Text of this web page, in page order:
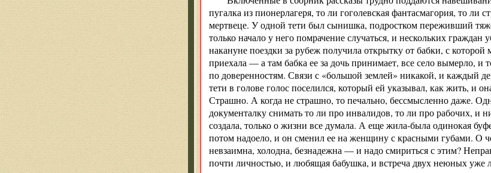
пугалка из пионерлагеря, то ли гоголевская фантасмагория, то ли
мертвеце. У одной тети был сынишка, подростком переживший
только начало у него помрачение случаться, и нескольких
накануне поездки за рубеж получила открытку от бабки, с
приехала — а там бабка ее за дочь принимает, все село вымерло, и
по доверенностям. Связи с «большой землей» никакой, и каждый
тети в голове голос поселился, который ей указывал, как жить, и
Страшно. А когда не страшно, то печально, бессмысленно даже.
документалку снимать то ли про инвалидов, то ли про рабочих, и
создала, только о жизни все думала. А еще жила-была одинокая
потом надоело, и он сменил ее на женщину с красными губами. О
невзаимна, холодна, безнадежна — и надо смириться с этим?
почти личностью, и любящая бабушка, и встреча двух неюных